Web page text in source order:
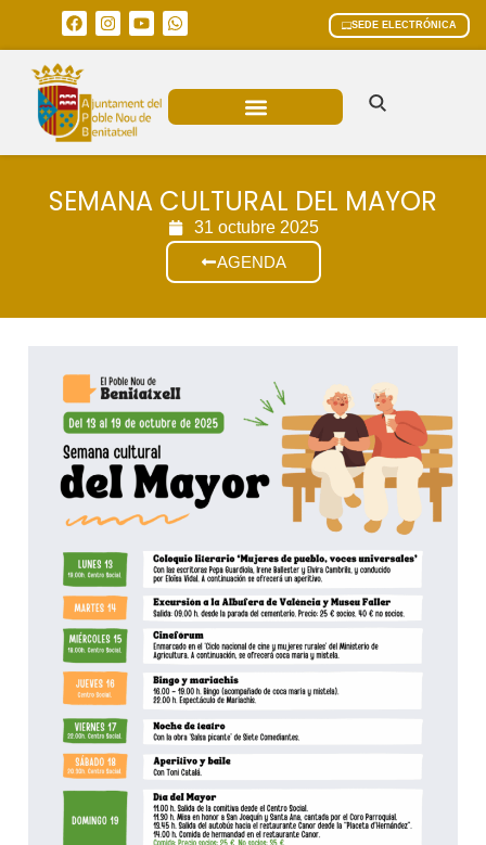
SEDE ELECTRÓNICA
SEMANA CULTURAL DEL MAYOR
31 octubre 2025
AGENDA